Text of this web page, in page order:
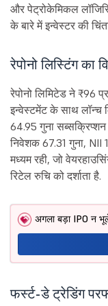
और पेट्रोकेमिकल
के बारे में इन्वेस्टर की
रेपोनो लिस्टिंग का
रेपोनो लिमिटेड ने ₹96
इन्वेस्टमेंट के साथ लॉन्च
64.95 गुना सब्सक्रिप्शन
निवेशक 67.31 गुना, NII
मध्यम रही, जो
रिटेल रुचि को दर्शाता है.
अगला बड़ा IPO न
फर्स्ट-डे ट्रेडिंग